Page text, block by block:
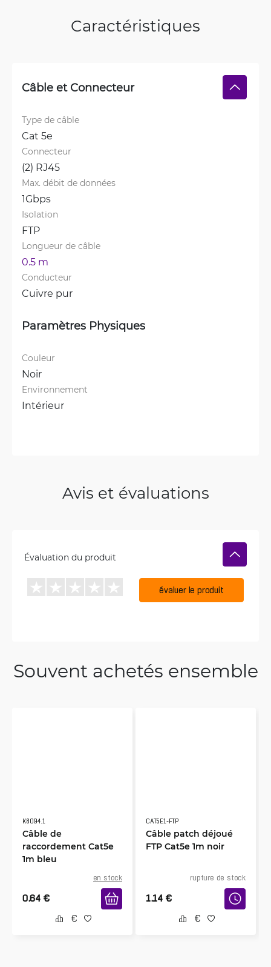
Caractéristiques
Câble et Connecteur
Type de câble
Cat 5e
Connecteur
(2) RJ45
Max. débit de données
1Gbps
Isolation
FTP
Longueur de câble
0.5 m
Conducteur
Cuivre pur
Paramètres Physiques
Couleur
Noir
Environnement
Intérieur
Avis et évaluations
Évaluation du produit
évaluer le produit
Souvent achetés ensemble
K8094.1
Câble de
raccordement Cat5e
1m bleu
en stock
0.64 €
CAT5E1-FTP
Câble patch déjoué
FTP Cat5e 1m noir
rupture de stock
1.14 €